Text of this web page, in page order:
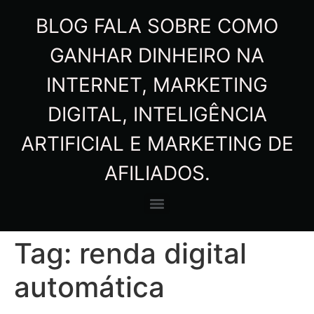
BLOG FALA SOBRE COMO
GANHAR DINHEIRO NA
INTERNET, MARKETING
DIGITAL, INTELIGÊNCIA
ARTIFICIAL E MARKETING DE
AFILIADOS.
Tag: renda digital
automática